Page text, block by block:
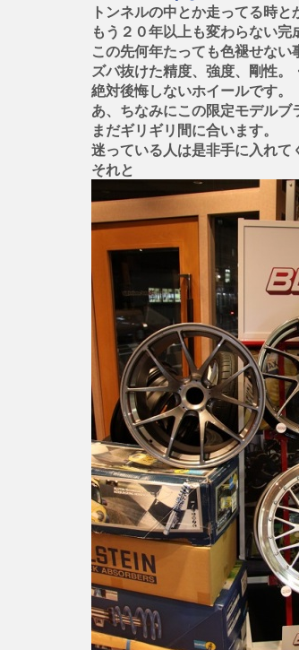
トンネルの中とか走ってる時
もう２０年以上も変わらない完
この先何年たっても色褪せない
ズバ抜けた精度、強度、剛性
絶対後悔しないホイールです。
あ、ちなみにこの限定モデル
まだギリギリ間に合います。
迷っている人は是非手に入れて
それと